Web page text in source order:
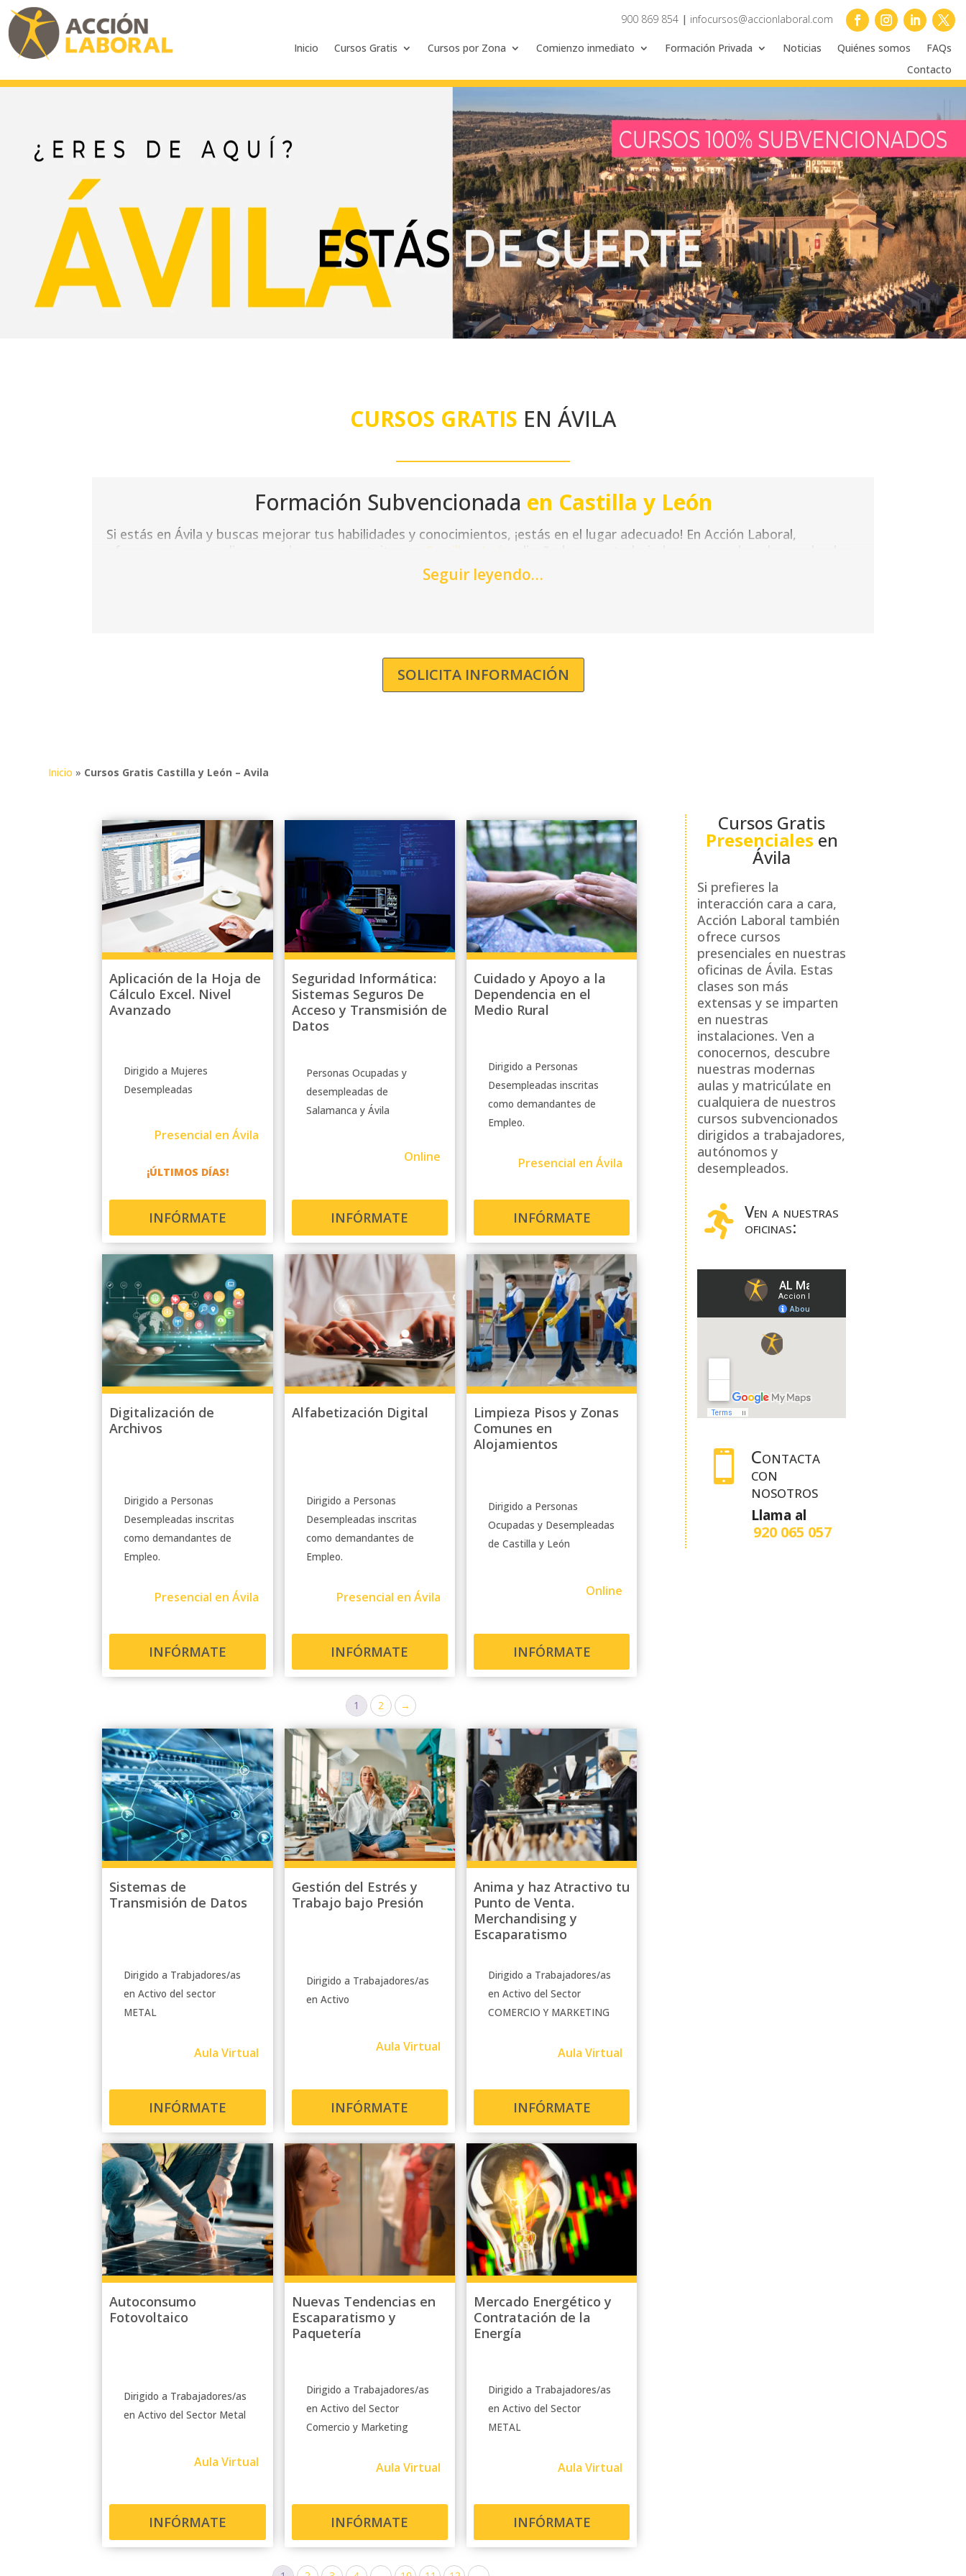
900 869 854 | infocursos@accionlaboral.com
Inicio Cursos Gratis Cursos por Zona Comienzo inmediato Formación Privada Noticias Quiénes somos
FAQs
Contacto
CURSOS GRATIS EN ÁVILA
Formación Subvencionada en Castilla y León
Si estás en Ávila y buscas mejorar tus habilidades y conocimientos, ¡estás en el lugar adecuado! En Acción Laboral,
Castilla y León
Cursos GratisOnlineen Ávila
Estos cursos online son especialmente útiles para quienes tienen horarios complicados. Podrás acceder a la plataforma y
acceso a un foro donde resolver tus dudas y tutorías personalizadas con el docente.
Seguir leyendo…
SOLICITA INFORMACIÓN
Inicio » Cursos Gratis Castilla y León – Avila
Aplicación de la Hoja de
Cálculo Excel. Nivel
Avanzado
Dirigido a Mujeres
Desempleadas
Presencial en Ávila
¡ÚLTIMOS DÍAS!
INFÓRMATE
Seguridad Informática:
Sistemas Seguros De
Acceso y Transmisión de
Datos
Personas Ocupadas y
desempleadas de
Salamanca y Ávila
Online
INFÓRMATE
Cuidado y Apoyo a la
Dependencia en el
Medio Rural
Dirigido a Personas
Desempleadas inscritas
como demandantes de
Empleo.
Presencial en Ávila
INFÓRMATE
Digitalización de
Archivos
Dirigido a Personas
Desempleadas inscritas
como demandantes de
Empleo.
Presencial en Ávila
INFÓRMATE
Alfabetización Digital
Dirigido a Personas
Desempleadas inscritas
como demandantes de
Empleo.
Presencial en Ávila
INFÓRMATE
Limpieza Pisos y Zonas
Comunes en
Alojamientos
Dirigido a Personas
Ocupadas y Desempleadas
de Castilla y León
Online
INFÓRMATE
1 2 →
Sistemas de
Transmisión de Datos
Dirigido a Trabjadores/as
en Activo del sector
METAL
Aula Virtual
INFÓRMATE
Gestión del Estrés y
Trabajo bajo Presión
Dirigido a Trabajadores/as
en Activo
Aula Virtual
INFÓRMATE
Anima y haz Atractivo tu
Punto de Venta.
Merchandising y
Escaparatismo
Dirigido a Trabajadores/as
en Activo del Sector
COMERCIO Y MARKETING
Aula Virtual
INFÓRMATE
Autoconsumo
Fotovoltaico
Dirigido a Trabajadores/as
en Activo del Sector Metal
Aula Virtual
INFÓRMATE
Nuevas Tendencias en
Escaparatismo y
Paquetería
Dirigido a Trabajadores/as
en Activo del Sector
Comercio y Marketing
Aula Virtual
INFÓRMATE
Mercado Energético y
Contratación de la
Energía
Dirigido a Trabajadores/as
en Activo del Sector
METAL
Aula Virtual
INFÓRMATE
Cursos Gratis
Presenciales en
Ávila
Si prefieres la
interacción cara a cara,
Acción Laboral también
ofrece cursos
presenciales en nuestras
oficinas de Ávila. Estas
clases son más
extensas y se imparten
en nuestras
instalaciones. Ven a
conocernos, descubre
nuestras modernas
aulas y matricúlate en
cualquiera de nuestros
cursos subvencionados
dirigidos a trabajadores,
autónomos y
desempleados.
 Ven a nuestras
oficinas:
 Contacta
con
nosotros
Llama al
920 065 057